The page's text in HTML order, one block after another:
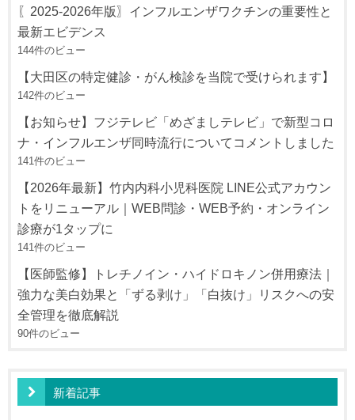
〖2025-2026年版〗インフルエンザワクチンの重要性と
最新エビデンス
144件のビュー
【大田区の特定健診・がん検診を当院で受けられます】
142件のビュー
【お知らせ】フジテレビ「めざましテレビ」で新型コロ
ナ・インフルエンザ同時流行についてコメントしました
141件のビュー
【2026年最新】竹内内科小児科医院 LINE公式アカウン
トをリニューアル｜WEB問診・WEB予約・オンライン
診療が1タップに
141件のビュー
【医師監修】トレチノイン・ハイドロキノン併用療法｜
強力な美白効果と「ずる剥け」「白抜け」リスクへの安
全管理を徹底解説
90件のビュー
新着記事